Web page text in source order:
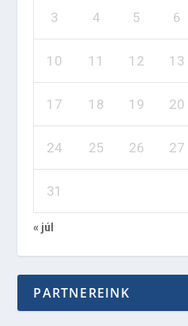
3 4 5 6
10 11 12 13
17 18 19 20
24 25 26 27
31
« júl
PARTNEREINK